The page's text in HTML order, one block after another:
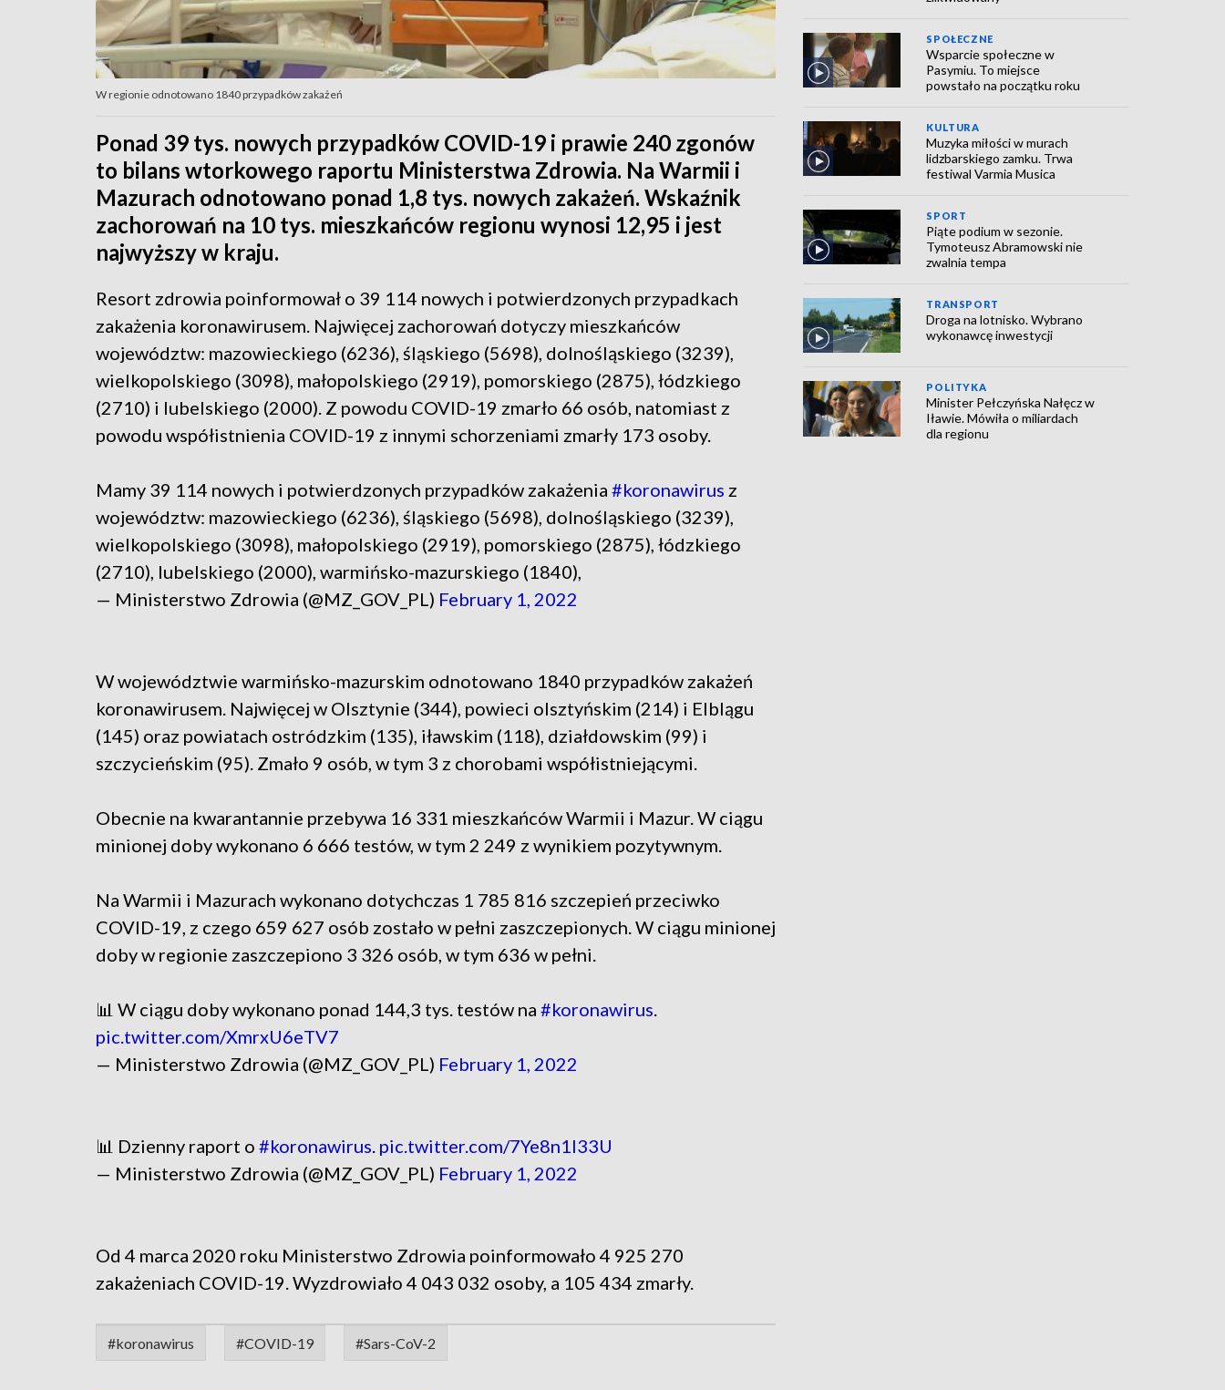
W regionie odnotowano 1840 przypadków zakażeń
Ponad 39 tys. nowych przypadków COVID-19 i prawie 240 zgonów
to bilans wtorkowego raportu Ministerstwa Zdrowia. Na Warmii i
Mazurach odnotowano ponad 1,8 tys. nowych zakażeń. Wskaźnik
zachorowań na 10 tys. mieszkańców regionu wynosi 12,95 i jest
najwyższy w kraju.
Resort zdrowia poinformował o 39 114 nowych i potwierdzonych przypadkach
zakażenia koronawirusem. Najwięcej zachorowań dotyczy mieszkańców
województw: mazowieckiego (6236), śląskiego (5698), dolnośląskiego (3239),
wielkopolskiego (3098), małopolskiego (2919), pomorskiego (2875), łódzkiego
(2710) i lubelskiego (2000). Z powodu COVID-19 zmarło 66 osób, natomiast z
powodu współistnienia COVID-19 z innymi schorzeniami zmarły 173 osoby.
Mamy 39 114 nowych i potwierdzonych przypadków zakażenia #koronawirus z
województw: mazowieckiego (6236), śląskiego (5698), dolnośląskiego (3239),
wielkopolskiego (3098), małopolskiego (2919), pomorskiego (2875), łódzkiego
(2710), lubelskiego (2000), warmińsko-mazurskiego (1840),
— Ministerstwo Zdrowia (@MZ_GOV_PL) February 1, 2022
W województwie warmińsko-mazurskim odnotowano 1840 przypadków zakażeń
koronawirusem. Najwięcej w Olsztynie (344), powieci olsztyńskim (214) i Elblągu
(145) oraz powiatach ostródzkim (135), iławskim (118), działdowskim (99) i
szczycieńskim (95). Zmało 9 osób, w tym 3 z chorobami współistniejącymi.
Obecnie na kwarantannie przebywa 16 331 mieszkańców Warmii i Mazur. W ciągu
minionej doby wykonano 6 666 testów, w tym 2 249 z wynikiem pozytywnym.
Na Warmii i Mazurach wykonano dotychczas 1 785 816 szczepień przeciwko
COVID-19, z czego 659 627 osób zostało w pełni zaszczepionych. W ciągu minionej
doby w regionie zaszczepiono 3 326 osób, w tym 636 w pełni.
📊 W ciągu doby wykonano ponad 144,3 tys. testów na #koronawirus.
pic.twitter.com/XmrxU6eTV7
— Ministerstwo Zdrowia (@MZ_GOV_PL) February 1, 2022
📊 Dzienny raport o #koronawirus. pic.twitter.com/7Ye8n1I33U
— Ministerstwo Zdrowia (@MZ_GOV_PL) February 1, 2022
Od 4 marca 2020 roku Ministerstwo Zdrowia poinformowało 4 925 270
zakażeniach COVID-19. Wyzdrowiało 4 043 032 osoby, a 105 434 zmarły.
#koronawirus #COVID-19 #Sars-CoV-2
SPOŁECZNE
Wsparcie społeczne w
Pasymiu. To miejsce
powstało na początku roku
KULTURA
Muzyka miłości w murach
lidzbarskiego zamku. Trwa
festiwal Varmia Musica
SPORT
Piąte podium w sezonie.
Tymoteusz Abramowski nie
zwalnia tempa
TRANSPORT
Droga na lotnisko. Wybrano
wykonawcę inwestycji
POLITYKA
Minister Pełczyńska Nałęcz w
Iławie. Mówiła o miliardach
dla regionu